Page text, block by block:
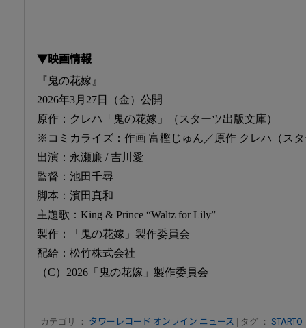
▼映画情報
『鬼の花嫁』
2026年3月27日（金）公開
原作：クレハ「鬼の花嫁」（スターツ出版文庫）
※コミカライズ：作画 富樫じゅん／原作 クレハ（ス
出演：永瀬廉 / 吉川愛
監督：池田千尋
脚本：濱田真和
主題歌：King & Prince “Waltz for Lily”
製作：「鬼の花嫁」製作委員会
配給：松竹株式会社
（C）2026「鬼の花嫁」製作委員会
カテゴリ ： タワーレコード オンライン ニュース | タグ ： STARTO